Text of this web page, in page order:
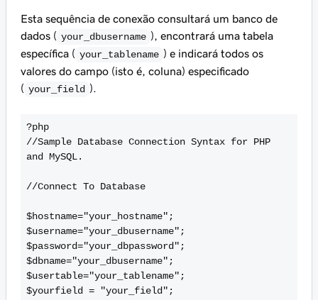
Esta sequência de conexão consultará um banco de
dados ( your_dbusername ), encontrará uma tabela
específica ( your_tablename ) e indicará todos os
valores do campo (isto é, coluna) especificado
( your_field ).
?php
//Sample Database Connection Syntax for PHP
and MySQL.
//Connect To Database
$hostname="your_hostname";
$username="your_dbusername";
$password="your_dbpassword";
$dbname="your_dbusername";
$usertable="your_tablename";
$yourfield = "your_field";